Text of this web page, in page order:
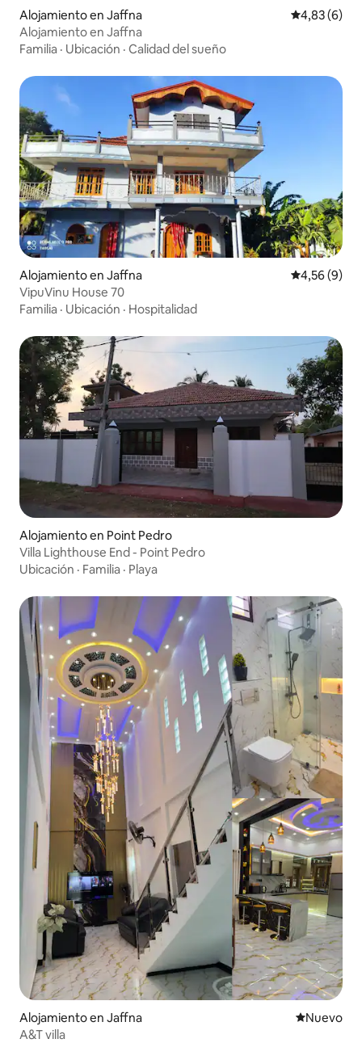
Alojamiento en Jaffna Calificación
4,83 (6)
Alojamiento en Jaffna
Familia · Ubicación · Calidad del sueño
Alojamiento en Jaffna Calificación
4,56 (9)
VipuVinu House 70
Familia · Ubicación · Hospitalidad
Alojamiento en Point Pedro
Villa Lighthouse End - Point Pedro
Ubicación · Familia · Playa
Alojamiento en Jaffna Lugar
Nuevo
A&T villa